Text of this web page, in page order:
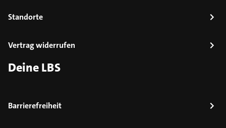
Standorte
Vertrag widerrufen
Deine LBS
Barrierefreiheit